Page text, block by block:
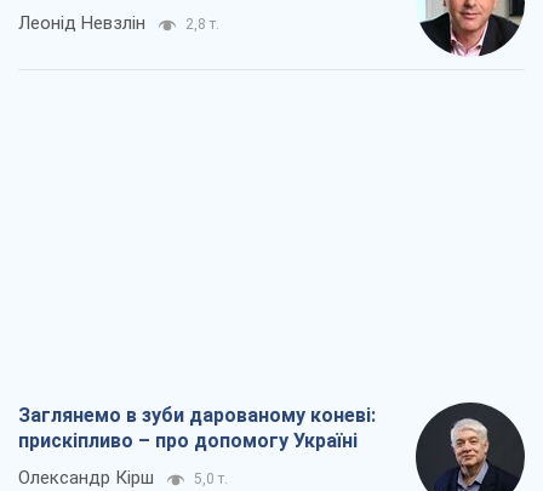
Леонід Невзлін 2,8 т.
Заглянемо в зуби дарованому коневі:
прискіпливо – про допомогу Україні
Олександр Кірш 5,0 т.